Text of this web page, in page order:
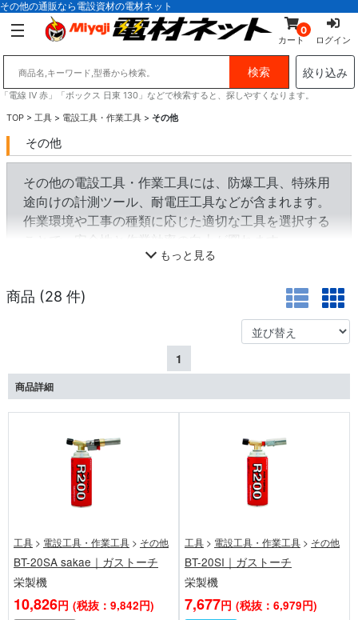
その他の通販なら電設資材の電材ネット
0
カート ログイン
絞り込み
「電線 IV 赤」「ボックス 日東 130」などで検索すると、探しやすくなります。
TOP > 工具 > 電設工具・作業工具 > その他
その他
その他の電設工具・作業工具には、防爆工具、特殊用
途向けの計測ツール、耐電圧工具などが含まれます。
作業環境や工事の種類に応じた適切な工具を選択する
ことで、安全性と作業効率の向上が図れます。
もっと見る
商品 (28 件)
1
商品詳細
工具 > 電設工具・作業工具 > その他
BT-20SA sakae｜ガストーチ
栄製機
10,826円 (税抜：9,842円)
工具 > 電設工具・作業工具 > その他
BT-20SI｜ガストーチ
栄製機
7,677円 (税抜：6,979円)